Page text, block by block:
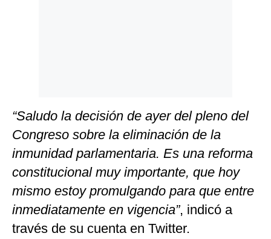
“Saludo la decisión de ayer del pleno del
Congreso sobre la eliminación de la
inmunidad parlamentaria. Es una reforma
constitucional muy importante, que hoy
mismo estoy promulgando para que entre
inmediatamente en vigencia”, indicó a
través de su cuenta en Twitter.